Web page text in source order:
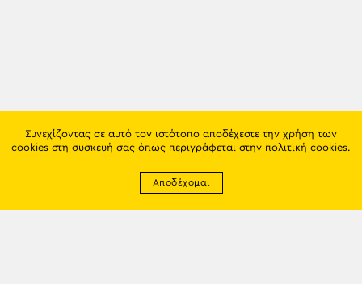
Συνεχίζοντας σε αυτό τον ιστότοπο αποδέχεστε την χρήση των
cookies στη συσκευή σας όπως περιγράφεται στην πολιτική cookies.
Αποδέχομαι